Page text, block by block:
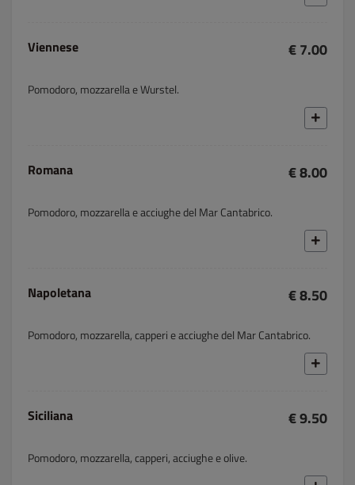
Viennese € 7.00
Pomodoro, mozzarella e Wurstel.
Romana € 8.00
Pomodoro, mozzarella e acciughe del Mar Cantabrico.
Napoletana € 8.50
Pomodoro, mozzarella, capperi e acciughe del Mar Cantabrico.
Siciliana € 9.50
Pomodoro, mozzarella, capperi, acciughe e olive.